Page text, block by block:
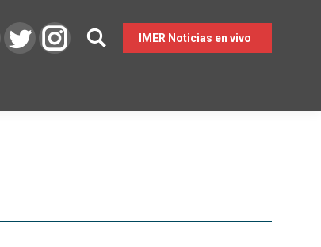
IMER Noticias en vivo